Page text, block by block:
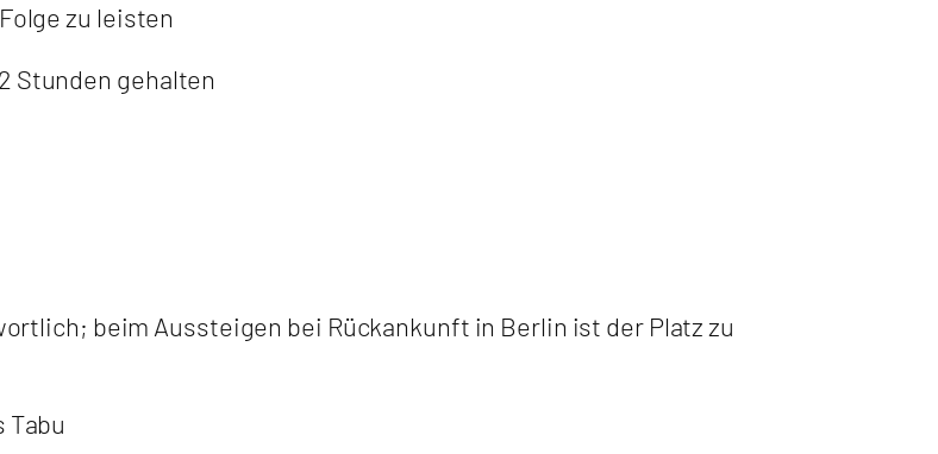
zu leisten
Stunden gehalten
beim Aussteigen bei Rückankunft in Berlin ist der Platz zu
Tabu